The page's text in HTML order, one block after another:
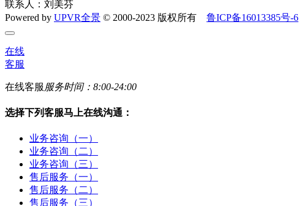
联系人：刘美芬
Powered by UPVR全景 © 2000-2023 版权所有 鲁ICP备16013385号-6
在线
客服
在线客服 服务时间：8:00-24:00
选择下列客服马上在线沟通：
业务咨询（一）
业务咨询（二）
业务咨询（三）
售后服务（一）
售后服务（二）
售后服务（三）